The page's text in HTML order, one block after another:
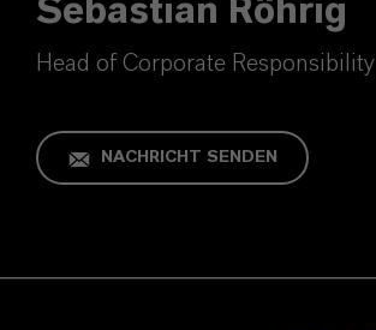
Sebastian Röhrig
Head of Corporate Responsibility
NACHRICHT SENDEN